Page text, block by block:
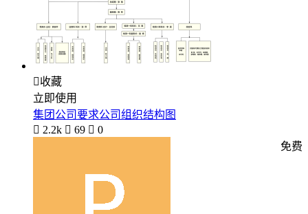
收藏
立即使用
集团公司要求公司组织结构图
 2.2k  69  0
免费